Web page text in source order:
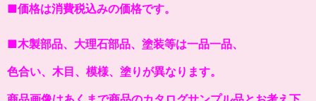
■価格は消費税込みの価格です。
■木製部品、大理石部品、塗装等は一品一品、
色合い、木目、模様、塗りが異なります。